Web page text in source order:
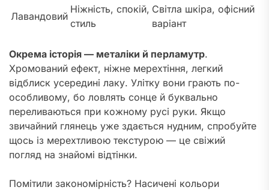
Лавандовий
Ніжність, спокій,
стиль
Світла шкіра, офісний
варіант
Окрема історія — металіки й перламутр.
Хромований ефект, ніжне мерехтіння, легкий
відблиск усередині лаку. Улітку вони грають по-
особливому, бо ловлять сонце й буквально
переливаються при кожному русі руки. Якщо
звичайний глянець уже здається нудним, спробуйте
щось із мерехтливою текстурою — це свіжий
погляд на знайомі відтінки.
Помітили закономірність? Насичені кольори